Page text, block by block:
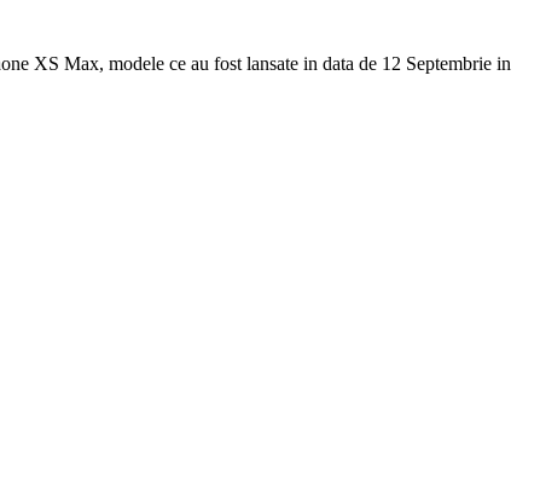
XS Max, modele ce au fost lansate in data de 12 Septembrie in